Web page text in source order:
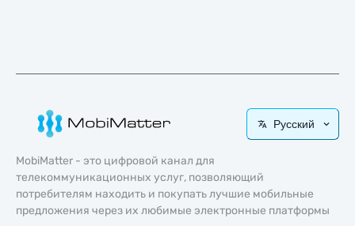
Русский
MobiMatter - это цифровой канал для
телекоммуникационных услуг, позволяющий
потребителям находить и покупать лучшие мобильные
предложения через их любимые электронные платформы